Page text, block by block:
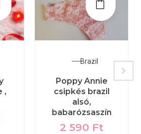
,
Brazil
Poppy Annie
csipkés brazil
alsó,
babarózsaszín
2 590 Ft